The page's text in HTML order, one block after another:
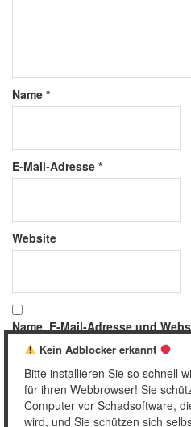
Name *
E-Mail-Adresse *
Website
Name, E-Mail-Adresse und
meinen nächsten Kommentar
Kein Adblocker erkannt
Bitte installieren Sie so schnell
für ihren Webbrowser! Sie
Computer vor Schadsoftware,
wird, und Sie schützen sich